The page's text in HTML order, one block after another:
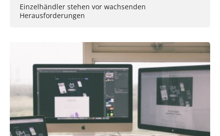
Einzelhändler stehen vor wachsenden
Herausforderungen